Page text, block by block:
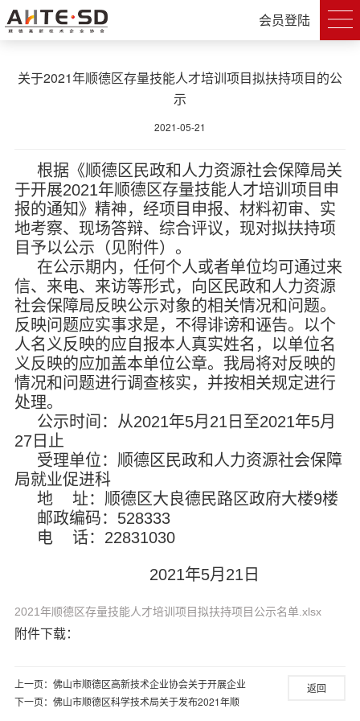
会员登陆
关于2021年顺德区存量技能人才培训项目拟扶持项目的公
示
2021-05-21
根据《顺德区民政和人力资源社会保障局关
于开展2021年顺德区存量技能人才培训项目申
报的通知》精神，经项目申报、材料初审、实
地考察、现场答辩、综合评议，现对拟扶持项
目予以公示（见附件）。
在公示期内，任何个人或者单位均可通过来
信、来电、来访等形式，向区民政和人力资源
社会保障局反映公示对象的相关情况和问题。
反映问题应实事求是，不得诽谤和诬告。以个
人名义反映的应自报本人真实姓名，以单位名
义反映的应加盖本单位公章。我局将对反映的
情况和问题进行调查核实，并按相关规定进行
处理。
公示时间：从2021年5月21日至2021年5月
27日止
受理单位：顺德区民政和人力资源社会保障
局就业促进科
地 址：顺德区大良德民路区政府大楼9楼
邮政编码：528333
电 话：22831030
2021年5月21日
2021年顺德区存量技能人才培训项目拟扶持项目公示名单.xlsx
附件下载：
返回
上一页： 佛山市顺德区高新技术企业协会关于开展企业
研究开发项目认定的通知
下一页： 佛山市顺德区科学技术局关于发布2021年顺